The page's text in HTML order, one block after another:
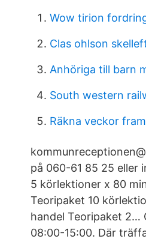
Wow tirion
Clas ohlson
Anhöriga till barn
South western
Räkna veckor
på 060-61 85 25 eller
5 körlektioner x 80
Teoripaket 10
handel Teoripaket 2…
08:00-15:00. Där